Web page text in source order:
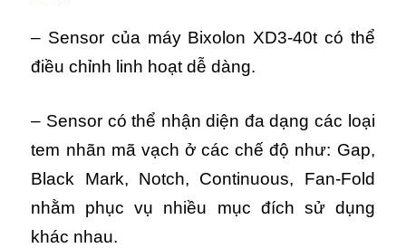
– Sensor của máy Bixolon XD3-40t có thể
điều chỉnh linh hoạt dễ dàng.
– Sensor có thể nhận diện đa dạng các loại
tem nhãn mã vạch ở các chế độ như: Gap,
Black Mark, Notch, Continuous, Fan-Fold
nhằm phục vụ nhiều mục đích sử dụng
khác nhau.